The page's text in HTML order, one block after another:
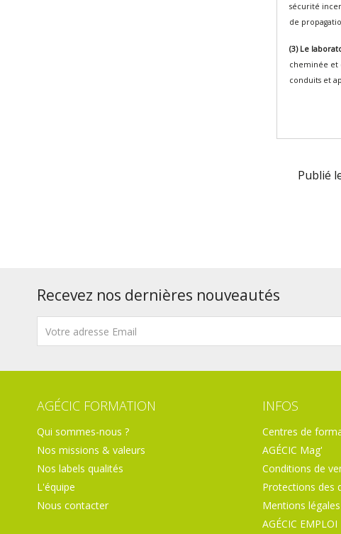
sécurité
de
(3) Le
cheminée et
conduits et
Publié
Recevez nos dernières nouveautés
AGÉCIC FORMATION
Qui sommes-nous ?
Nos missions & valeurs
Nos labels qualités
L'équipe
Nous contacter
INFOS
Centres de
AGÉCIC Mag'
Conditions de
Protections des
Mentions légales
AGÉCIC EMPLOI